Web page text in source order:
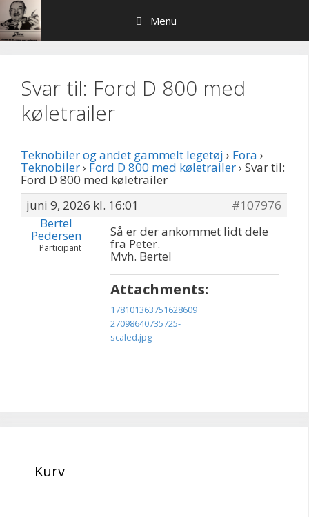
Hop
til
indhold
Menu
Svar til: Ford D 800 med
køletrailer
Teknobiler og andet gammelt legetøj › Fora ›
Teknobiler› Ford D 800 med køletrailer› Svar til:
Ford D 800 med køletrailer
juni 9, 2026 kl. 16:01
#107976
Bertel
Pedersen
Participant
Så er der ankommet lidt dele
fra Peter.
Mvh. Bertel
Attachments:
178101363751628609
27098640735725-
scaled.jpg
Kurv